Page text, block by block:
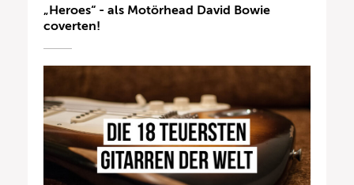
„Heroes“ - als Motörhead David Bowie
coverten!